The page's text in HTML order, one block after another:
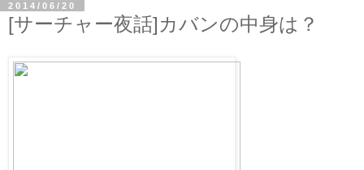
2014/06/20
[サーチャー夜話]カバンの中身は？